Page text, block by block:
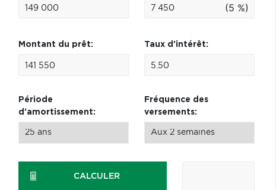
(5 %)
Montant du prêt: Taux d'intérêt:
Période
d'amortissement:
Fréquence des
versements:
CALCULER